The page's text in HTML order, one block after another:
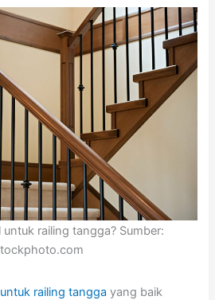
untuk railing tangga? Sumber:
railing tangga yang baik